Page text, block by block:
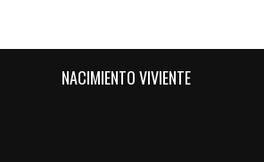
NACIMIENTO VIVIENTE